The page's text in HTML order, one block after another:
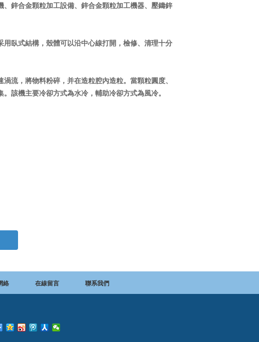
鋅合金顆粒加工設備、鋅合金顆粒加工機器、壓鑄鋅
臥式結構，殼體可以沿中心線打開，檢修、清理十分
流，將物料粉碎，并在造粒腔內造粒。當顆粒圓度、
該機主要冷卻方式為水冷，輔助冷卻方式為風冷。
絡 在線留言 聯系我們